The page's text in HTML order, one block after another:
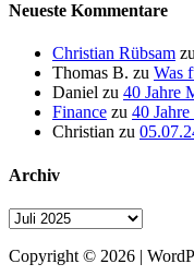
Neueste Kommentare
Christian Rübsam
Thomas B. zu Was
Daniel zu 40 Jahre
Finance zu 40
Christian zu
Archiv
Archiv
Copyright © 2026 |